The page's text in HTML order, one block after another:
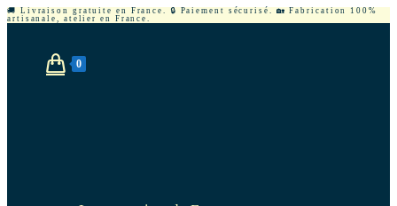
🚚 Livraison gratuite en France. 🔒 Paiement sécurisé. 🏡 Fabrication 100%
artisanale, atelier en France.
0